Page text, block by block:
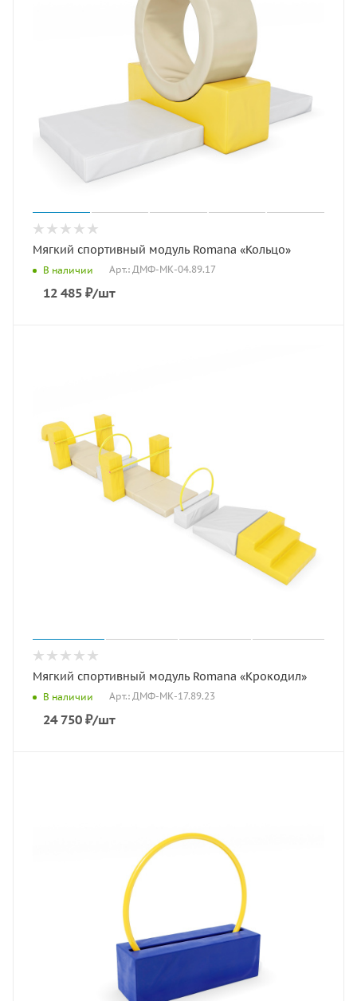
Мягкий спортивный модуль Romana «Кольцо»
В наличии Арт.: ДМФ-МК-04.89.17
12 485 ₽/шт
Мягкий спортивный модуль Romana «Крокодил»
В наличии Арт.: ДМФ-МК-17.89.23
24 750 ₽/шт